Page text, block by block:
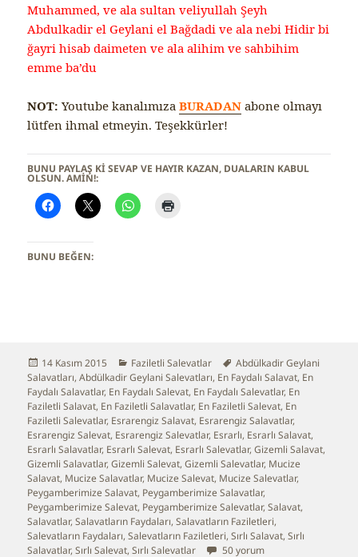
Muhammed, ve ala sultan veliyullah Şeyh
Abdulkadir el Geylani el Bağdadi ve ala nebi Hidir bi
ğayri hisab daimeten ve ala alihim ve sahbihim
emme ba’du
NOT: Youtube kanalımızaBURADAN abone olmayı
lütfen ihmal etmeyin. Teşekkürler!
BUNU PAYLAŞ KI SEVAP VE HAYIR KAZAN, DUALARIN KABUL
OLSUN. AMİN!:
BUNU BEĞEN:
Yayın
tarihi
14 Kasım 2015 Kategoriler
Faziletli Salevatlar Etiketler
Abdülkadir Geylani
Salavatları,Abdülkadir Geylani Salevatları, En Faydalı Salavat, En
Faydalı Salavatlar, En Faydalı Salevat, En Faydalı Salevatlar, En
Faziletli Salavat, En Faziletli Salavatlar, En Faziletli Salevat, En
Faziletli Salevatlar, Esrarengiz Salavat, Esrarengiz Salavatlar,
Esrarengiz Salevat, Esrarengiz Salevatlar, Esrarlı, Esrarlı Salavat,
Esrarlı Salavatlar, Esrarlı Salevat, Esrarlı Salevatlar,Gizemli Salavat,
Gizemli Salavatlar,Gizemli Salevat,Gizemli Salevatlar, Mucize
Salavat, Mucize Salavatlar, Mucize Salevat, Mucize Salevatlar,
Peygamberimize Salavat, Peygamberimize Salavatlar,
Peygamberimize Salevat, Peygamberimize Salevatlar,Salavat,
Salavatlar,Salavatların Faydaları,Salavatların Faziletleri,
Salevatların Faydaları,Salevatların Faziletleri,Sırlı Salavat,Sırlı
Salavatlar,Sırlı Salevat,Sırlı Salevatlar Gizemli Salavat için
50 yorum